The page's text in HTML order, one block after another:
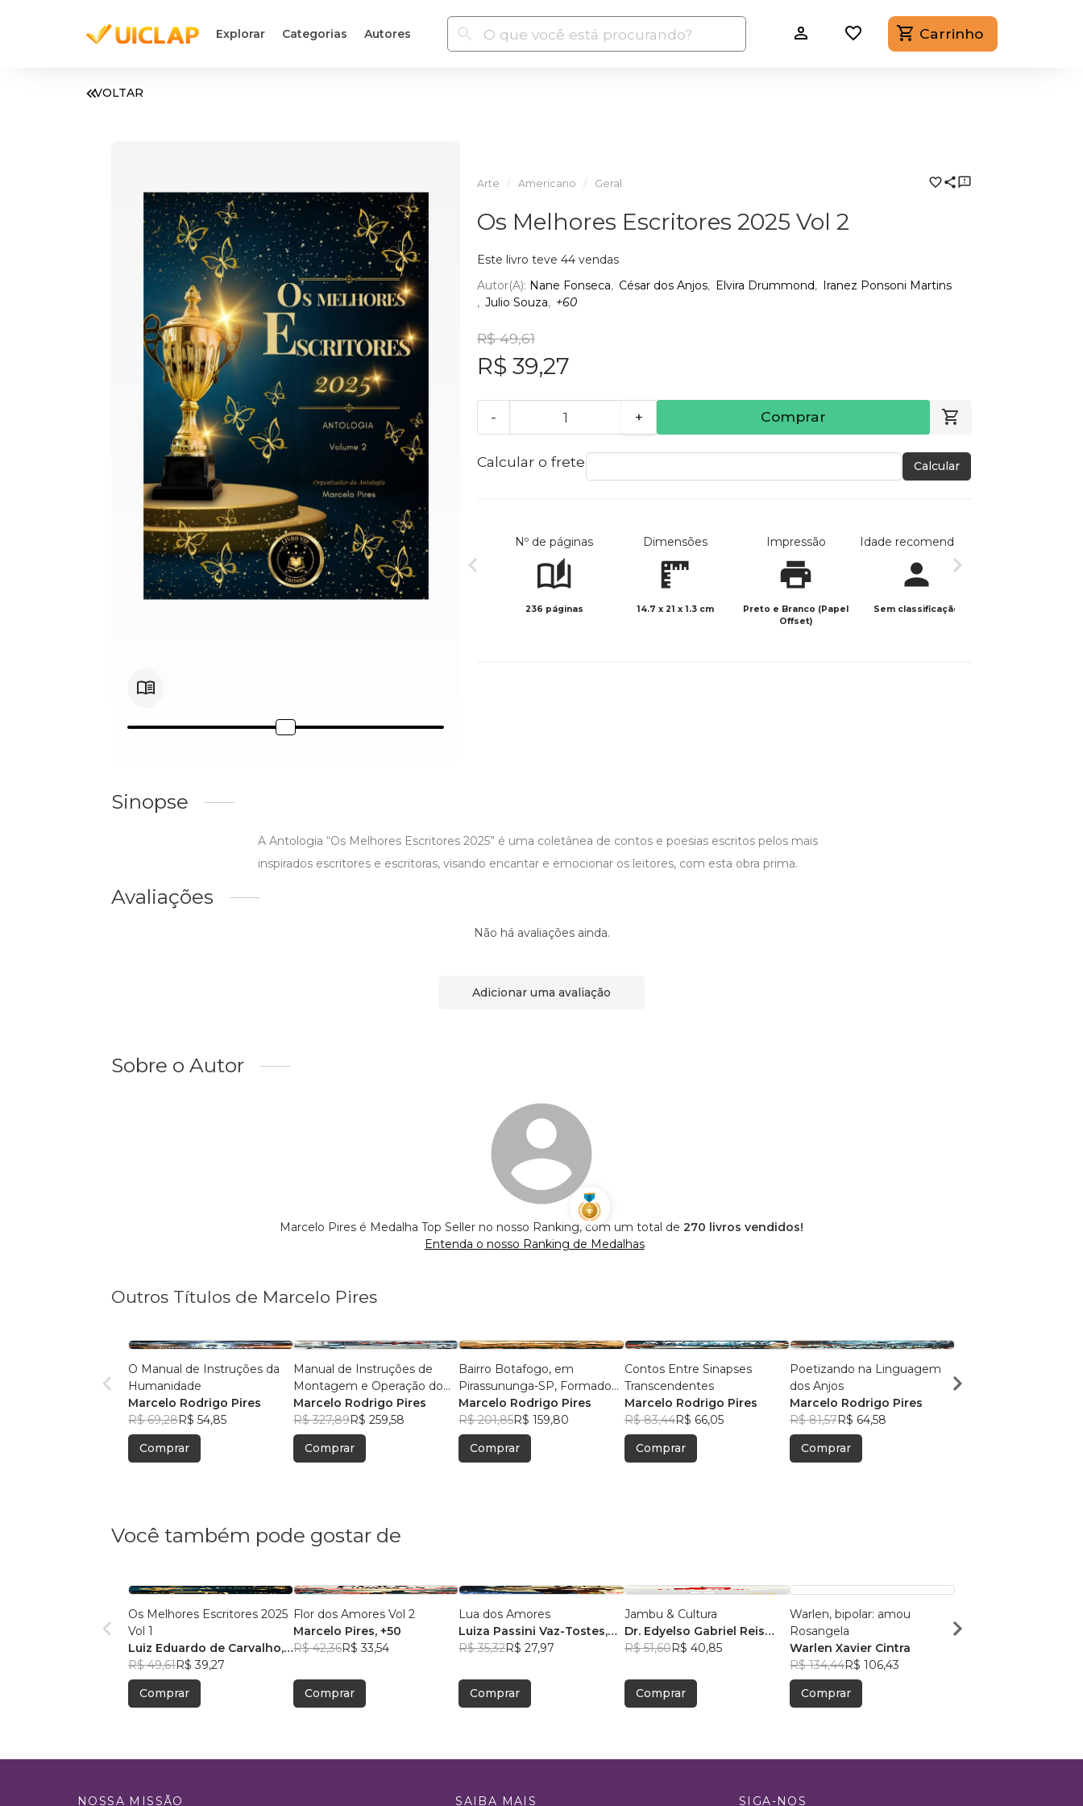
Explorar Categorias Autores Carrinho
VOLTAR
Arte Americano Geral
Os Melhores Escritores 2025 Vol 2
Este livro teve 44 vendas
Autor(a): Nane Fonseca César dos Anjos Elvira Drummond
Iranez Ponsoni Martins
Julio Souza
+60
R$ 49,61
R$ 39,27
- + Comprar
Calcular o frete Calcular
Nº de páginas
236 páginas
Dimensões
14.7 x 21 x 1.3 cm
Impressão
Preto e Branco (Papel
Offset)
Idade recomendada
Sem classificação
Sinopse
A Antologia “Os Melhores Escritores 2025” é uma coletânea de contos e poesias escritos pelos mais
inspirados escritores e escritoras, visando encantar e emocionar os leitores, com esta obra prima.
Avaliações
Não há avaliações ainda.
Adicionar uma avaliação
Sobre o Autor
Marcelo Pires é Medalha Top Seller no nosso Ranking, com um total de 270 livros vendidos!
Entenda o nosso Ranking de Medalhas
Outros Títulos de Marcelo Pires
O Manual de Instruções da
Humanidade
Marcelo Rodrigo Pires
R$ 69,28R$ 54,85
Comprar
Manual de Instruções de
Montagem e Operação do
Protótipo de Respirador
Mecânico Fabricado com
Tubos PVC, “RESPIRES”
Marcelo Rodrigo Pires
R$ 327,89R$ 259,58
Comprar
Bairro Botafogo, em
Pirassununga-SP, Formado
por Alemães, Suíços,
Brasileiros, e Parentes da
Atriz Cacilda Becker
Marcelo Rodrigo Pires
R$ 201,85R$ 159,80
Comprar
Contos Entre Sinapses
Transcendentes
Marcelo Rodrigo Pires
R$ 83,44R$ 66,05
Comprar
Poetizando na Linguagem
dos Anjos
Marcelo Rodrigo Pires
R$ 81,57R$ 64,58
Comprar
Pirassununga
Você também pode gostar de
Os Melhores Escritores 2025
Vol 1
Luiz Eduardo de Carvalho,
+60
R$ 49,61R$ 39,27
Comprar
Flor dos Amores Vol 2
Marcelo Pires, +50
R$ 42,36R$ 33,54
Comprar
Lua dos Amores
Luiza Passini Vaz-Tostes,
+19
R$ 35,32R$ 27,97
Comprar
Jambu & Cultura
Dr. Edyelso Gabriel Reis
dos Santos
R$ 51,60R$ 40,85
Comprar
Warlen, bipolar: amou
Rosangela
Warlen Xavier Cintra
R$ 134,44R$ 106,43
Comprar
Natanael Adler
NOSSA MISSÃO SAIBA MAIS SIGA-NOS